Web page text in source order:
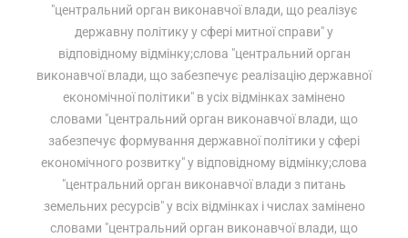
"центральний орган виконавчої влади, що реалізує
державну політику у сфері митної справи" у
відповідному відмінку;слова "центральний орган
виконавчої влади, що забезпечує реалізацію державної
економічної політики" в усіх відмінках замінено
словами "центральний орган виконавчої влади, що
забезпечує формування державної політики у сфері
економічного розвитку" у відповідному відмінку;слова
"центральний орган виконавчої влади з питань
земельних ресурсів" у всіх відмінках і числах замінено
словами "центральний орган виконавчої влади, що